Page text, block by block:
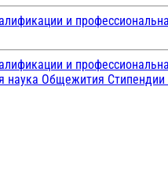
и
и
наука Общежития Стипендии